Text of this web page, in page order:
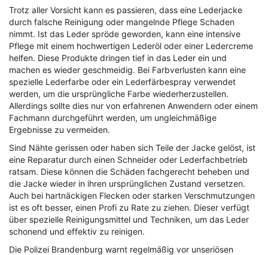
Trotz aller Vorsicht kann es passieren, dass eine Lederjacke
durch falsche Reinigung oder mangelnde Pflege Schaden
nimmt. Ist das Leder spröde geworden, kann eine intensive
Pflege mit einem hochwertigen Lederöl oder einer Ledercreme
helfen. Diese Produkte dringen tief in das Leder ein und
machen es wieder geschmeidig. Bei Farbverlusten kann eine
spezielle Lederfarbe oder ein Lederfärbespray verwendet
werden, um die ursprüngliche Farbe wiederherzustellen.
Allerdings sollte dies nur von erfahrenen Anwendern oder einem
Fachmann durchgeführt werden, um ungleichmäßige
Ergebnisse zu vermeiden.
Sind Nähte gerissen oder haben sich Teile der Jacke gelöst, ist
eine Reparatur durch einen Schneider oder Lederfachbetrieb
ratsam. Diese können die Schäden fachgerecht beheben und
die Jacke wieder in ihren ursprünglichen Zustand versetzen.
Auch bei hartnäckigen Flecken oder starken Verschmutzungen
ist es oft besser, einen Profi zu Rate zu ziehen. Dieser verfügt
über spezielle Reinigungsmittel und Techniken, um das Leder
schonend und effektiv zu reinigen.
Die Polizei Brandenburg warnt regelmäßig vor unseriösen